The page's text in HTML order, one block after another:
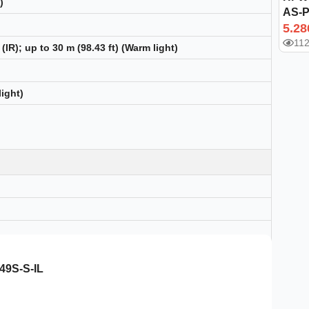
up to 30 m (98.43 ft) (Warm light)
S-IL
AS-